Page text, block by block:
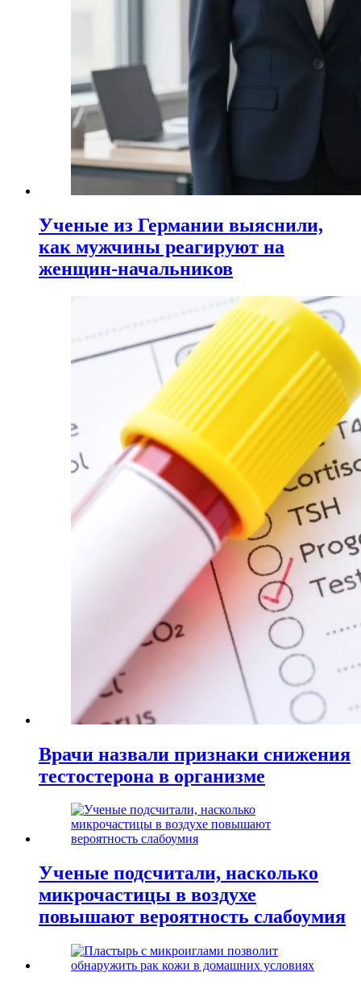
Ученые из Германии выяснили,
как мужчины реагируют на
женщин-начальников
Врачи назвали признаки снижения
тестостерона в организме
Ученые подсчитали, насколько
микрочастицы в воздухе
повышают вероятность слабоумия